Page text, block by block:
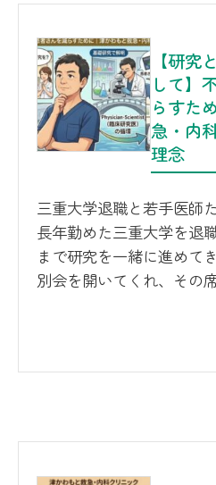
【研究
して】
らすた
急・内
理念
三重大学退職と若手医師
長年勤めた三重大学を退
まで研究を一緒に進めて
別会を開いてくれ、その